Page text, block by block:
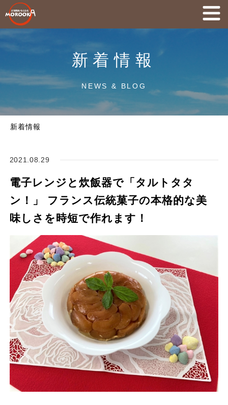
新着情報
NEWS & BLOG
新着情報
2021.08.29
電子レンジと炊飯器で「タルトタタ
ン！」 フランス伝統菓子の本格的な美
味しさを時短で作れます！